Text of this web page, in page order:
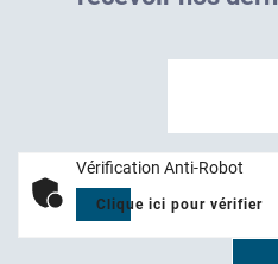
Vérification Anti-Robot
Clique ici pour vérifier